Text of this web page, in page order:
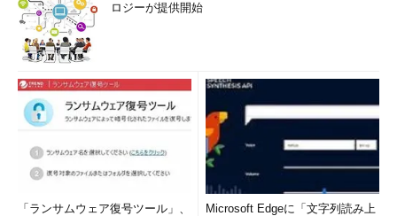
ロジーが提供開始
「ランサムウェア復号ツール」、
Microsoft Edgeに「文字列読み上